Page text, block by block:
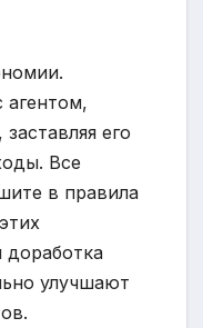
агентом,
его
Все
в правила
доработка
улучшают